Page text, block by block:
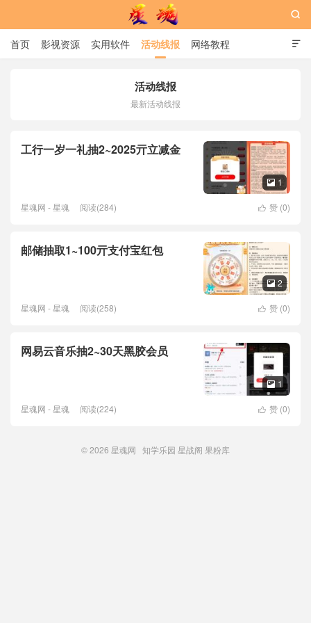
星魂网

首页 影视资源 实用软件 活动线报 网络教程

活动线报
最新活动线报
工行一岁一礼抽2~2025亓立减金
 1
 赞 (0)
星魂网 - 星魂 阅读(284)
邮储抽取1~100亓支付宝红包
 2
 赞 (0)
星魂网 - 星魂 阅读(258)
网易云音乐抽2~30天黑胶会员
 1
 赞 (0)
星魂网 - 星魂 阅读(224)
© 2026 星魂网 知学乐园 星战阁 果粉库